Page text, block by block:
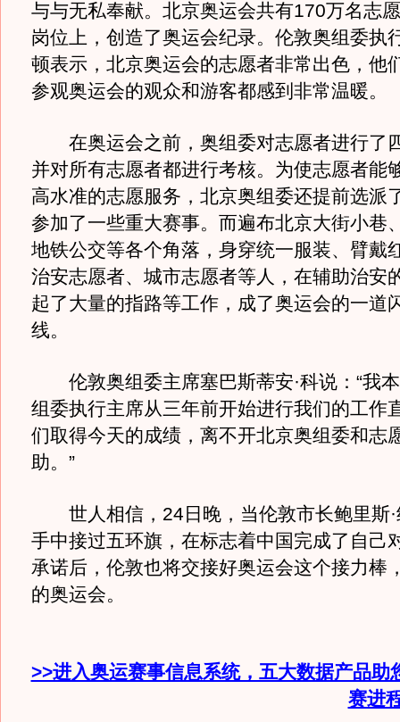
与与无私奉献。北京奥运会共有170万名志
岗位上，创造了奥运会纪录。伦敦奥组委执
顿表示，北京奥运会的志愿者非常出色，他
参观奥运会的观众和游客都感到非常温暖。
在奥运会之前，奥组委对志愿者进行了
并对所有志愿者都进行考核。为使志愿者能
高水准的志愿服务，北京奥组委还提前选派
参加了一些重大赛事。而遍布北京大街小巷
地铁公交等各个角落，身穿统一服装、臂戴
治安志愿者、城市志愿者等人，在辅助治安
起了大量的指路等工作，成了奥运会的一道
线。
伦敦奥组委主席塞巴斯蒂安·科说：“我
组委执行主席从三年前开始进行我们的工作
们取得今天的成绩，离不开北京奥组委和志
助。”
世人相信，24日晚，当伦敦市长鲍里斯·
手中接过五环旗，在标志着中国完成了自己
承诺后，伦敦也将交接好奥运会这个接力棒
的奥运会。
>>进入奥运赛事信息系统，五大数据产品助
赛进